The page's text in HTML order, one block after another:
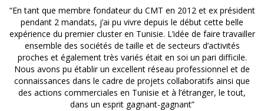
“En tant que membre fondateur du CMT en 2012 et ex président
pendant 2 mandats, j’ai pu vivre depuis le début cette belle
expérience du premier cluster en Tunisie. L’idée de faire travailler
ensemble des sociétés de taille et de secteurs d’activités
proches et également très variés était en soi un pari difficile.
Nous avons pu établir un excellent réseau professionnel et de
connaissances dans le cadre de projets collaboratifs ainsi que
des actions commerciales en Tunisie et à l’étranger, le tout,
dans un esprit gagnant-gagnant”